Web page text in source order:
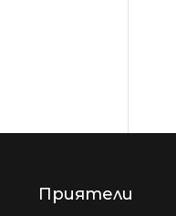
Приятели